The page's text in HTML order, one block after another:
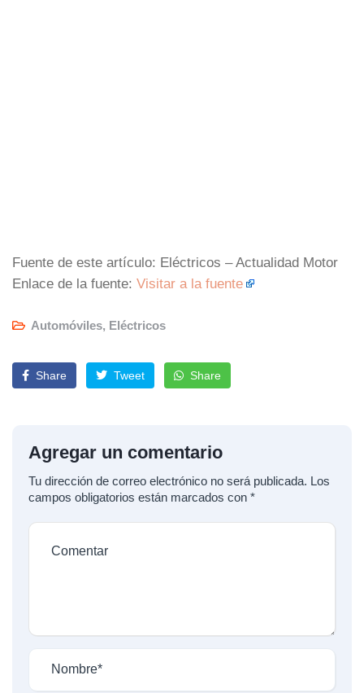
Fuente de este artículo: Eléctricos – Actualidad Motor
Enlace de la fuente: Visitar a la fuente
Automóviles, Eléctricos
Share Tweet Share
Agregar un comentario
Tu dirección de correo electrónico no será publicada. Los
campos obligatorios están marcados con *